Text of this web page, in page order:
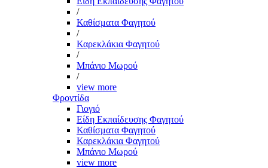
/
Καθίσματα Φαγητού
/
Καρεκλάκια Φαγητού
/
Μπάνιο Μωρού
/
view more
Φροντίδα
Γιογιό
Είδη Εκπαίδευσης Φαγητού
Καθίσματα Φαγητού
Καρεκλάκια Φαγητού
Μπάνιο Μωρού
view more